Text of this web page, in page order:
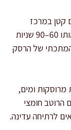
קטן במרכז
המחבת, מוסיפים רסק עגבניות ומטגנים אותו 60–90 שניות
של הרסק
מרוסקות ומים,
חומצי
לרתיחה עדינה.